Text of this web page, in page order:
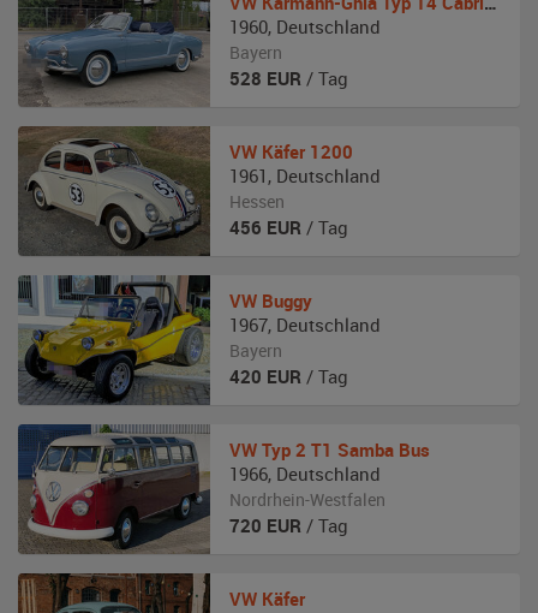
1960, Deutschland
Bayern
528 EUR / Tag
VW Käfer 1200
1961 , Deutschland
Hessen
456 EUR / Tag
VW Buggy
1967, Deutschland
Bayern
420 EUR / Tag
VW Typ 2 T1 Samba Bus
1966, Deutschland
Nordrhein-Westfalen
720 EUR / Tag
VW Käfer